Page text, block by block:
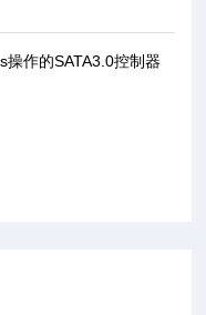
作的SATA3.0控制器